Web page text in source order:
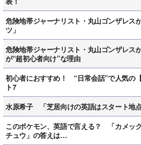
危険地帯ジャーナリスト・丸山ゴンザレ
ツ」
危険地帯ジャーナリスト・丸山ゴンザレ
が“超初心者向け”な理由
初心者におすすめ！ “日常会話”で人気の
ト7
水原希子 「芝居向けの英語はスタート地
このポケモン、英語で言える？ 「カメッ
チュウ」の答えは…